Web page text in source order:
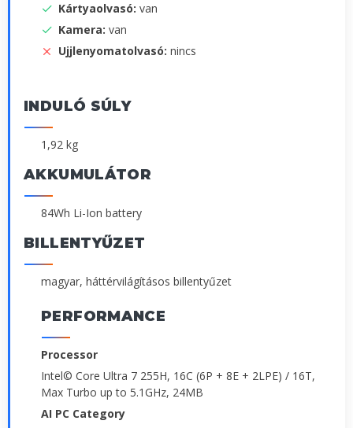
Kártyaolvasó: van
Kamera: van
Ujjlenyomatolvasó: nincs
INDULÓ SÚLY
1,92 kg
AKKUMULÁTOR
84Wh Li-Ion battery
BILLENTYŰZET
magyar, háttérvilágításos billentyűzet
PERFORMANCE
Processor
Intel© Core Ultra 7 255H, 16C (6P + 8E + 2LPE) / 16T,
Max Turbo up to 5.1GHz, 24MB
AI PC Category